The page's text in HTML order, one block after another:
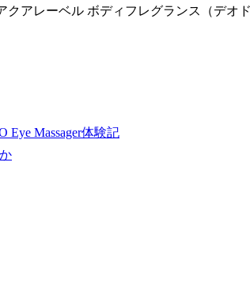
クアレーベル ボディフレグランス（デオ
Eye Massager体験記